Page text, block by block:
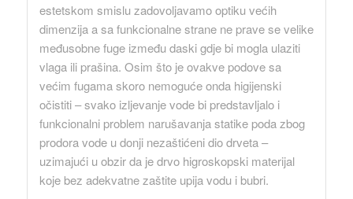
estetskom smislu zadovoljavamo optiku većih
dimenzija a sa funkcionalne strane ne prave se velike
međusobne fuge između daski gdje bi mogla ulaziti
vlaga ili prašina. Osim što je ovakve podove sa
većim fugama skoro nemoguće onda higijenski
očistiti – svako izljevanje vode bi predstavljalo i
funkcionalni problem narušavanja statike poda zbog
prodora vode u donji nezaštićeni dio drveta –
uzimajući u obzir da je drvo higroskopski materijal
koje bez adekvatne zaštite upija vodu i bubri.